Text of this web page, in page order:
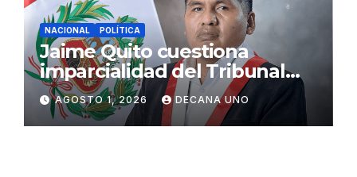
NACIONAL POLÍTICA
Jaime Quito cuestiona
imparcialidad del Tribunal
Constitucional tras liberación
de Ollanta Humala
AGOSTO 1, 2026 DECANA UNO